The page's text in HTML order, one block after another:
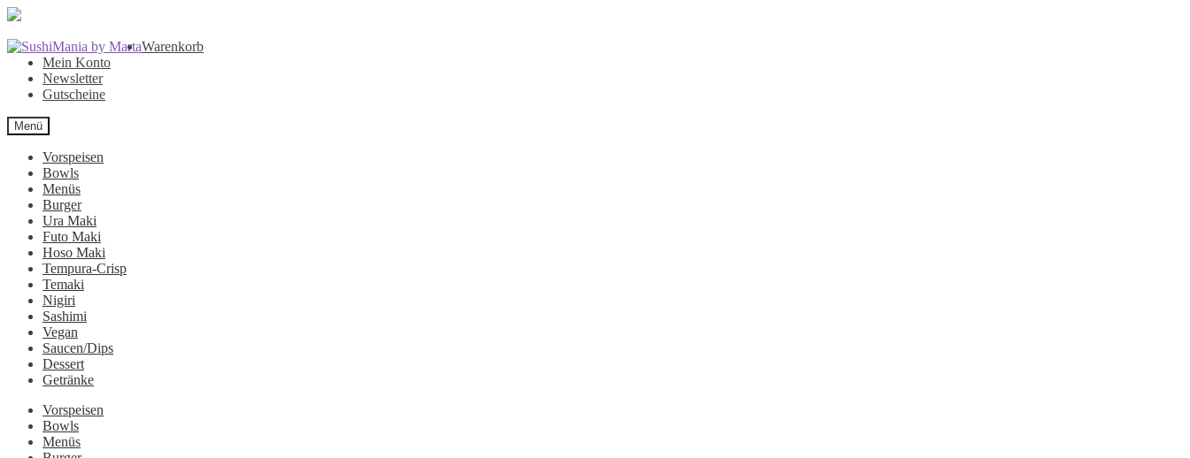
Zur
Navigation
springen
Zum
Inhalt
springen
Warenkorb
Mein Konto
Newsletter
Gutscheine
Menü
Vorspeisen
Bowls
Menüs
Burger
Ura Maki
Futo Maki
Hoso Maki
Tempura-Crisp
Temaki
Nigiri
Sashimi
Vegan
Saucen/Dips
Dessert
Getränke
Vorspeisen
Bowls
Menüs